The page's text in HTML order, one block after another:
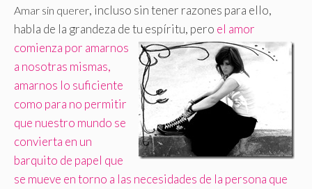
Amar sin querer, incluso sin tener razones para ello,
habla de la grandeza de tu espíritu, pero el amor
comienza por amarnos
a nosotras mismas,
amarnos lo suficiente
como para no permitir
que nuestro mundo se
convierta en un
barquito de papel que
se mueve en torno a las necesidades de la persona que